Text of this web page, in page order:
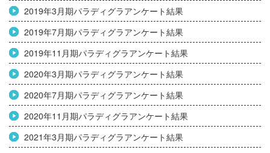
2019年3月期パラディグラアンケート結果
2019年7月期パラディグラアンケート結果
2019年11月期パラディグラアンケート結果
2020年3月期パラディグラアンケート結果
2020年7月期パラディグラアンケート結果
2020年11月期パラディグラアンケート結果
2021年3月期パラディグラアンケート結果